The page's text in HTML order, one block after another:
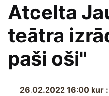
Atcelta
teātra
paši oši"
26.02.2022 16:00 kur :